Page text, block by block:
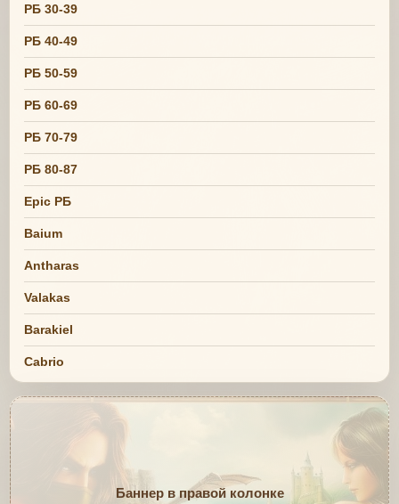
РБ 30-39
РБ 40-49
РБ 50-59
РБ 60-69
РБ 70-79
РБ 80-87
Epic РБ
Baium
Antharas
Valakas
Barakiel
Cabrio
Баннер в правой колонке